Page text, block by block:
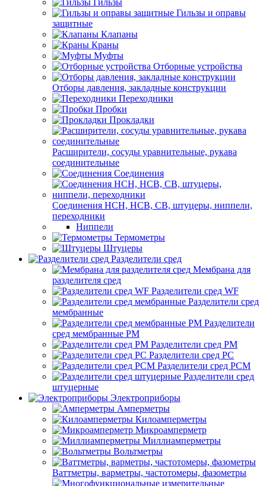
Гильзы
Гильзы и оправы
защитные
Клапаны
Краны
Муфты
Отборные устройства
Отборы давления, закладные конструкции
Переходники
Пробки
Прокладки
Расширители, сосуды уравнительные, рукава
соединительные
Соединения
Соединения НСН, НСВ, СВ, штуцеры, ниппели,
переходники
Ниппели
Термометры
Штуцеры
Разделители сред
Мембрана для
разделителя сред
Разделители сред WF
Разделители сред
мембранные
Разделители
сред мембранные РМ
Разделители сред РМ
Разделители сред РС
Разделители сред РСМ
Разделители сред
штуцерные
Электроприборы
Амперметры
Килоамперметры
Микроамперметр
Миллиамперметры
Вольтметры
Ваттметры, варметры, частотомеры, фазометры